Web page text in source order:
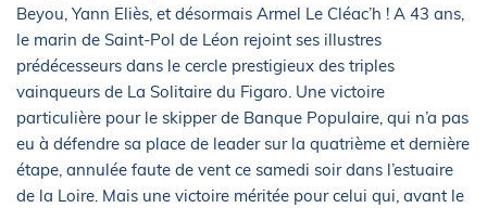
Beyou, Yann Eliès, et désormais Armel Le Cléac’h ! A 43 ans,
le marin de Saint-Pol de Léon rejoint ses illustres
prédécesseurs dans le cercle prestigieux des triples
vainqueurs de La Solitaire du Figaro. Une victoire
particulière pour le skipper de Banque Populaire, qui n’a pas
eu à défendre sa place de leader sur la quatrième et dernière
étape, annulée faute de vent ce samedi soir dans l’estuaire
de la Loire. Mais une victoire méritée pour celui qui, avant le